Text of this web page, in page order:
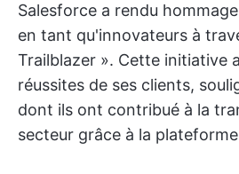
Salesforce a rendu
en tant qu'innovateurs à
Trailblazer ». Cette initiative
réussites de ses clients,
dont ils ont contribué à la
secteur grâce à la